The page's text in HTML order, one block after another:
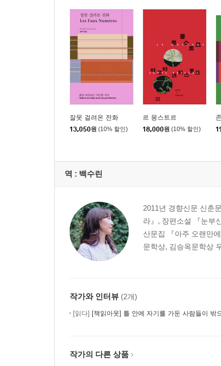
잘못 걸려온 전화
13,050원 (10% 할인)
르 몽스트르
18,000원 (10% 할인)
역 : 백수린
2011년 경향신문 신춘
라』, 장편소설 『눈부
산문집 『아주 오랜만
문학상, 김승옥문학상
작가와 인터뷰 (2개)
[읽다] [책읽아웃] 틀 안에 자기를 가둔 사람들이 밖으로 내딛을 용기를 주는
작가의 다른 상품